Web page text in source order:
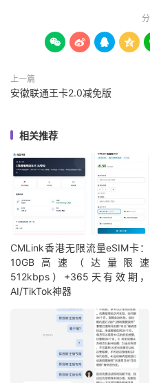
   
上一篇
安徽联通王卡2.0减免版
相关推荐
CMLink香港无限流量eSIM卡：
10GB高速（达量限速
512kbps）+365天有效期，
AI/TikTok神器